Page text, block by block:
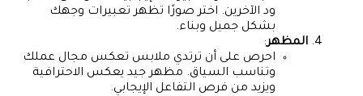
ود الآخرين. اختر صورًا تظهر تعبيرات وجهك
بشكل جميل وبناء.
المظهر:
احرص على أن ترتدي ملابس تعكس مجال عملك
وتناسب السياق. مظهر جيد يعكس الاحترافية
ويزيد من فرص التفاعل الإيجابي.